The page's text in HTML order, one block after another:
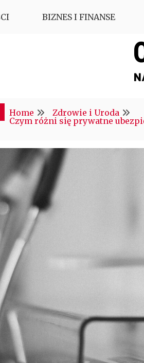
BIZNES I FINANSE
Home
Zdrowie i Uroda
Czym różni się prywatne